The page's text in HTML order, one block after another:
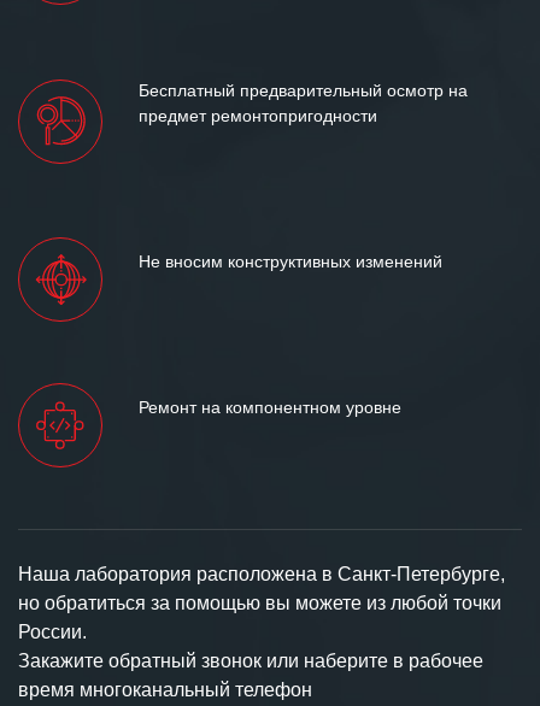
Бесплатный предварительный осмотр на
предмет ремонтопригодности
Не вносим конструктивных изменений
Ремонт на компонентном уровне
Наша лаборатория расположена в Санкт-Петербурге,
но обратиться за помощью вы можете из любой точки
России.
Закажите обратный звонок или наберите в рабочее
время многоканальный телефон